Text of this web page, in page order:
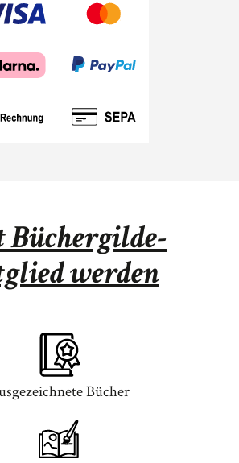
Büchergilde-
werden
Bücher